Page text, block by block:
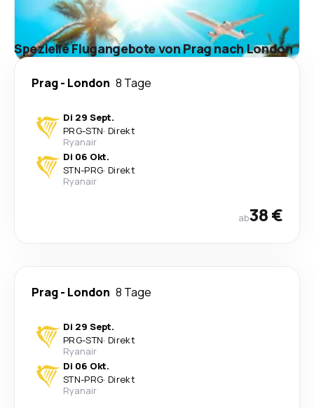
Spezielle Flugangebote von Prag nach London
Prag- London 8 Tage
Di 29 Sept.
PRG-STN· Direkt
Ryanair
Di 06 Okt.
STN-PRG· Direkt
Ryanair
ab38 €
Prag- London 8 Tage
Di 29 Sept.
PRG-STN· Direkt
Ryanair
Di 06 Okt.
STN-PRG· Direkt
Ryanair